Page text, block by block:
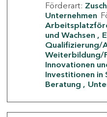
Förderart:
Unternehmen
und Wachsen
Qualifizierung/
Weiterbildung/
Innovationen
Investitionen in
Beratung